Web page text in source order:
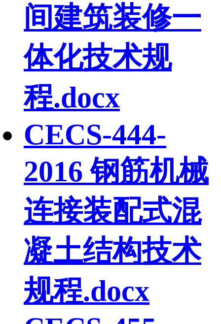
间建筑装修一
体化技术规
程.docx
CECS-444-
2016 钢筋机械
连接装配式混
凝土结构技术
规程.docx